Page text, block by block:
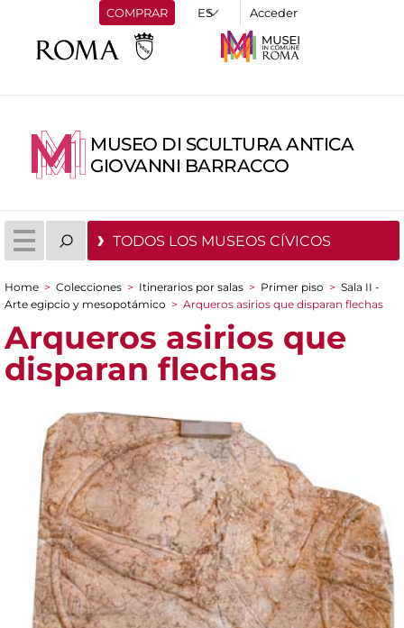
COMPRAR Acceder
MUSEO DI SCULTURA ANTICA
GIOVANNI BARRACCO
TODOS LOS MUSEOS CÍVICOS
You are here
Home > Colecciones > Itinerarios por salas > Primer piso > Sala II -
Arte egipcio y mesopotámico > Arqueros asirios que disparan flechas
Arqueros asirios que
disparan flechas